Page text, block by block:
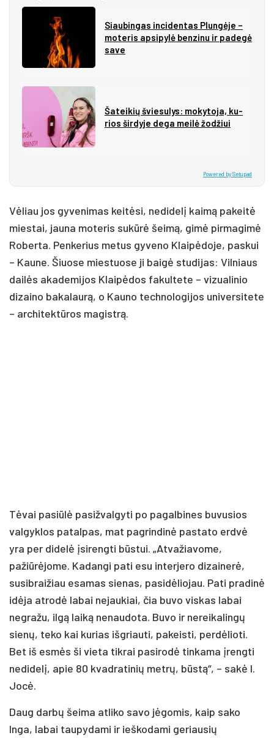
Siau­bin­gas in­ci­den­tas Plun­gė­je –
mo­te­ris ap­si­py­lė ben­zi­nu ir pa­de­gė
sa­ve
Ša­tei­kių švie­su­lys: mo­ky­to­ja, ku­
rios šir­dy­je de­ga mei­lė žo­džiui
Powered by Setupad
Vėliau jos gyvenimas keitėsi, nedidelį kaimą pakeitė
miestai, jauna moteris sukūrė šeimą, gimė pirmagimė
Roberta. Penkerius metus gyveno Klaipėdoje, paskui
– Kaune. Šiuose miestuose ji baigė studijas: Vilniaus
dailės akademijos Klaipėdos fakultete – vizualinio
dizaino bakalaurą, o Kauno technologijos universitete
– architektūros magistrą.
Tėvai pasiūlė pasižvalgyti po pagalbines buvusios
valgyklos patalpas, mat pagrindinė pastato erdvė
yra per didelė įsirengti būstui. „Atvažiavome,
pažiūrėjome. Kadangi pati esu interjero dizainerė,
susibraižiau esamas sienas, pasidėliojau. Pati pradinė
idėja atrodė labai nejaukiai, čia buvo viskas labai
negražu, ilgą laiką nenaudota. Buvo ir nereikalingų
sienų, teko kai kurias išgriauti, pakeisti, perdėlioti.
Bet iš esmės ši vieta tikrai pasirodė tinkama įrengti
nedidelį, apie 80 kvadratinių metrų, būstą“, – sakė I.
Jocė.
Daug darbų šeima atliko savo jėgomis, kaip sako
Inga, labai taupydami ir ieškodami geriausių